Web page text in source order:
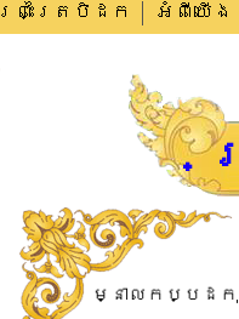
ព្រះត្រៃបិដក អំពីយើង
ម្នាល​ក​ប្ប​ដ